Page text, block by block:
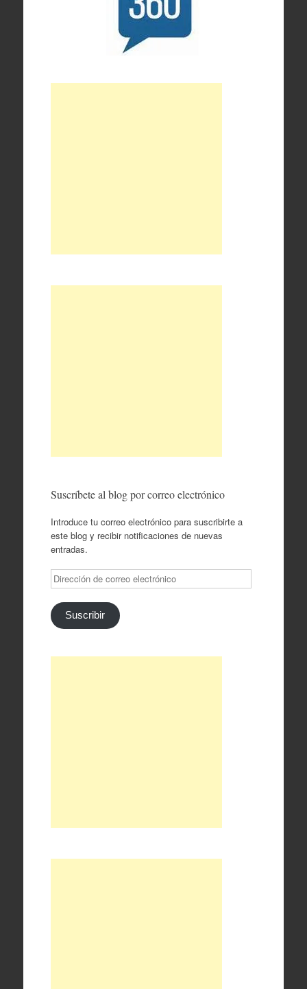
Suscríbete al blog por correo electrónico
Introduce tu correo electrónico para suscribirte a
este blog y recibir notificaciones de nuevas
entradas.
Dirección
de
correo
electrónico
Suscribir